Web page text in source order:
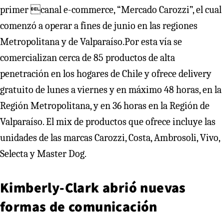
primer canal e-commerce, “Mercado Carozzi”, el cual
comenzó a operar a fines de junio en las regiones
Metropolitana y de Valparaíso.Por esta vía se
comercializan cerca de 85 productos de alta
penetración en los hogares de Chile y ofrece delivery
gratuito de lunes a viernes y en máximo 48 horas, en la
Región Metropolitana, y en 36 horas en la Región de
Valparaíso. El mix de productos que ofrece incluye las
unidades de las marcas Carozzi, Costa, Ambrosoli, Vivo,
Selecta y Master Dog.
Kimberly-Clark abrió nuevas
formas de comunicación